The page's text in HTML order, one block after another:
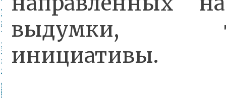
выдумки,
инициативы.